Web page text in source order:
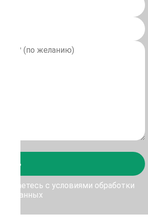
с условиями обработки
данных